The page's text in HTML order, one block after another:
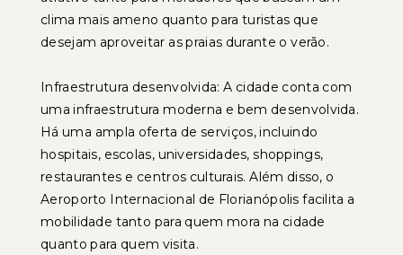
clima mais ameno quanto para turistas que
desejam aproveitar as praias durante o verão.
Infraestrutura desenvolvida: A cidade conta com
uma infraestrutura moderna e bem desenvolvida.
Há uma ampla oferta de serviços, incluindo
hospitais, escolas, universidades, shoppings,
restaurantes e centros culturais. Além disso, o
Aeroporto Internacional de Florianópolis facilita a
mobilidade tanto para quem mora na cidade
quanto para quem visita.